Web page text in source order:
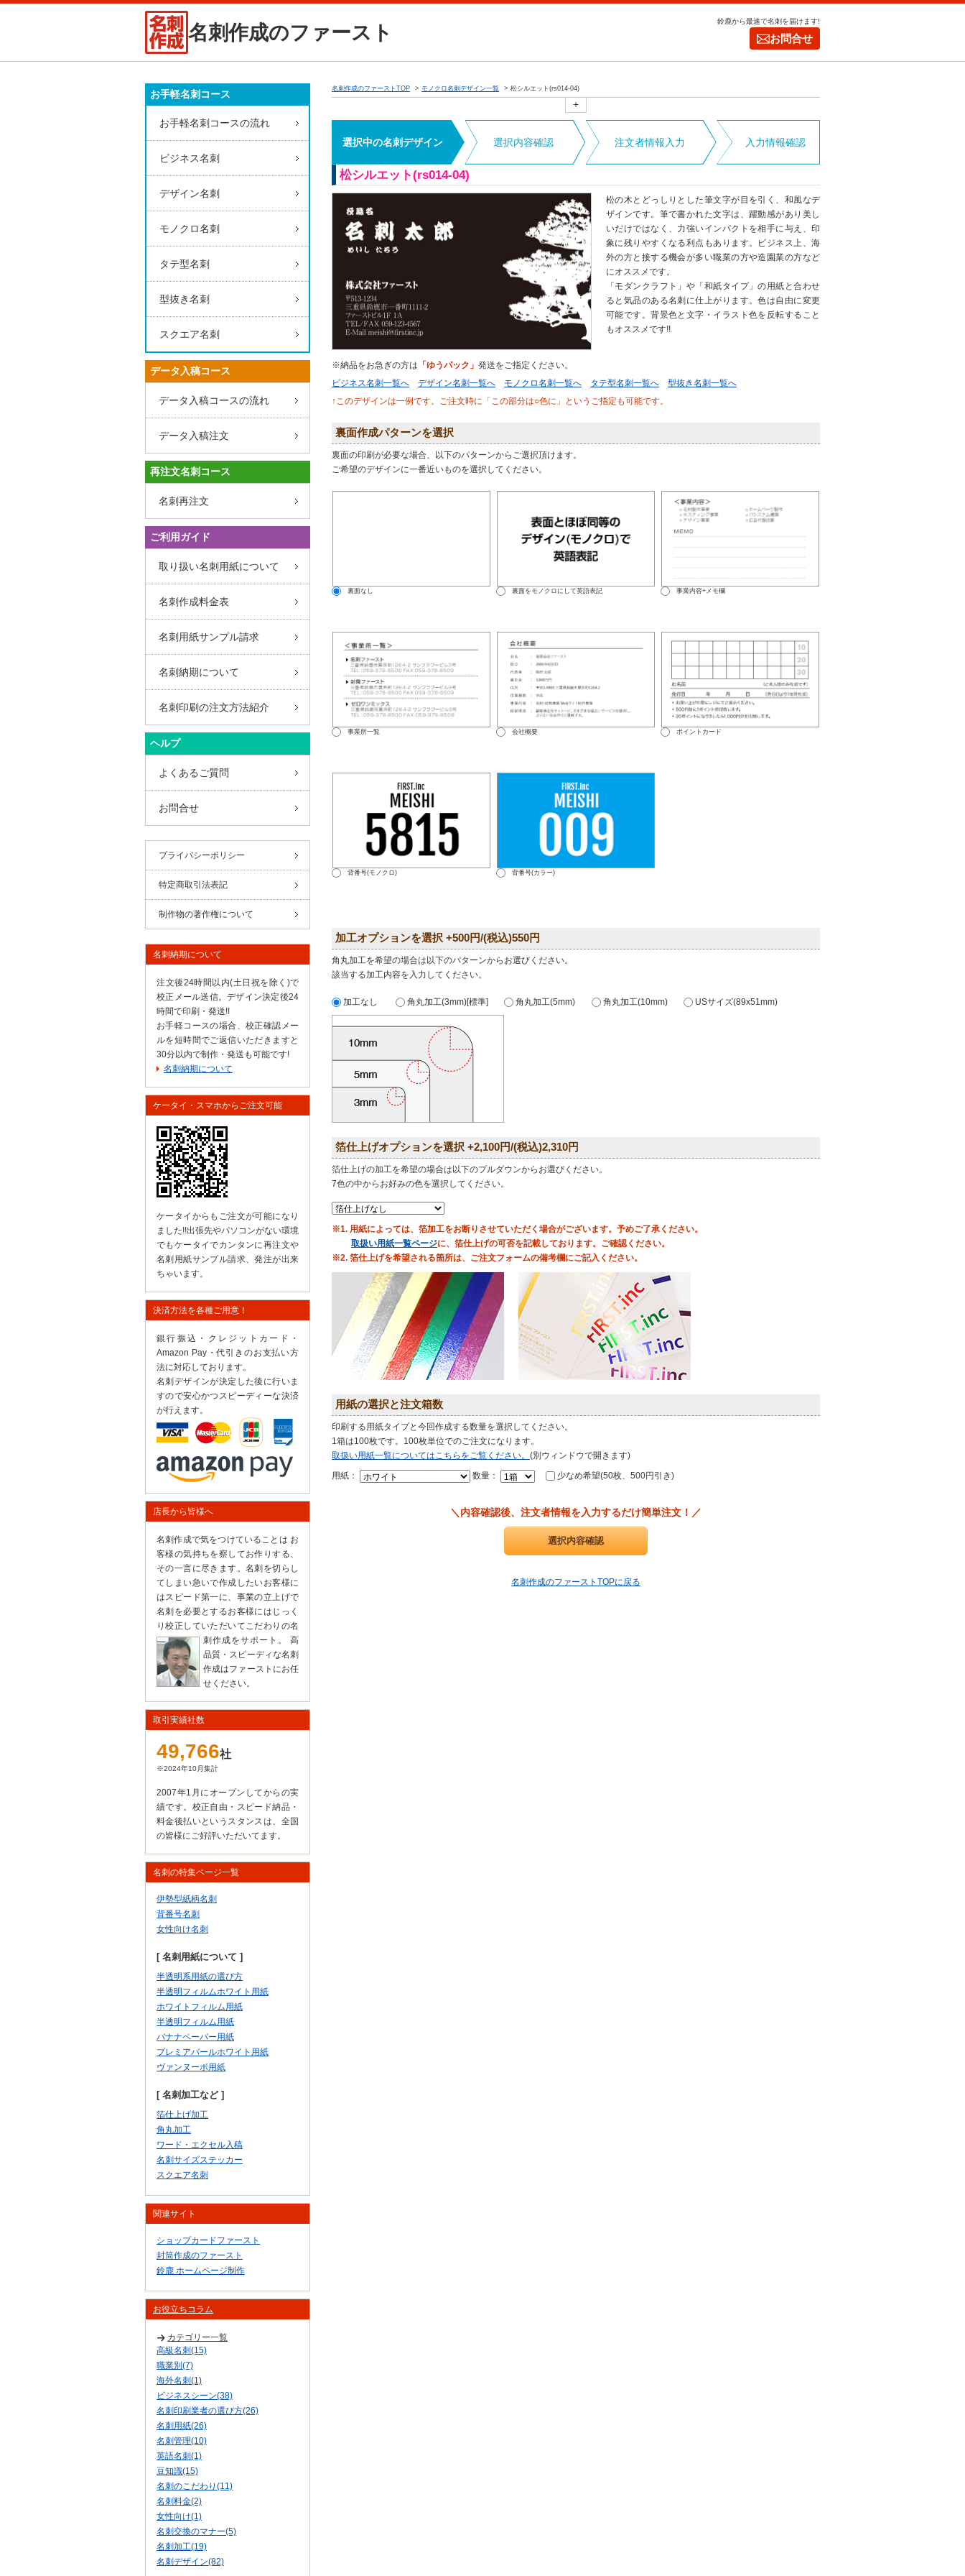
名刺作成のファースト 鈴鹿から最速で名刺を届けます!
お問合せ
名刺作成のファーストTOP モノクロ名刺デザイン一覧 松シルエット(rs014-04)
+
選択中の名刺デザイン 選択内容確認 注文者情報入力 入力情報確認
松シルエット(rs014-04)
松の木とどっしりとした筆文字が目を引く、和風なデ
ザインです。筆で書かれた文字は、躍動感があり美し
いだけではなく、力強いインパクトを相手に与え、印
象に残りやすくなる利点もあります。ビジネス上、海
外の方と接する機会が多い職業の方や造園業の方など
にオススメです。
「モダンクラフト」や「和紙タイプ」の用紙と合わせ
ると気品のある名刺に仕上がります。色は自由に変更
可能です。背景色と文字・イラスト色を反転すること
もオススメです!!
※納品をお急ぎの方は 「ゆうパック」 発送をご指定ください。
ビジネス名刺一覧へ
デザイン名刺一覧へ モノクロ名刺一覧へ タテ型名刺一覧へ
型抜き名刺一覧へ
↑このデザインは一例です。ご注文時に「この部分は○色に」というご指定も可能です。
裏面作成パターンを選択
裏面の印刷が必要な場合、以下のパターンからご選択頂けます。
ご希望のデザインに一番近いものを選択してください。
裏面なし 裏面をモノクロにして英語表記 事業内容+メモ欄
事業所一覧 会社概要 ポイントカード
背番号(モノクロ) 背番号(カラー)
加工オプションを選択 +500円/(税込)550円
角丸加工を希望の場合は以下のパターンからお選びください。
該当する加工内容を入力してください。
加工なし 角丸加工(3mm)[標準] 角丸加工(5mm) 角丸加工(10mm) USサイズ(89x51mm)
箔仕上げオプションを選択 +2,100円/(税込)2,310円
箔仕上げの加工を希望の場合は以下のプルダウンからお選びください。
7色の中からお好みの色を選択してください。
※1. 用紙によっては、箔加工をお断りさせていただく場合がございます。予めご了承ください。
取扱い用紙一覧ページに、箔仕上げの可否を記載しております。ご確認ください。
※2. 箔仕上げを希望される箇所は、ご注文フォームの備考欄にご記入ください。
用紙の選択と注文箱数
印刷する用紙タイプと今回作成する数量を選択してください。
1箱は100枚です。100枚単位でのご注文になります。
取扱い用紙一覧についてはこちらをご覧ください。 (別ウィンドウで開きます)
用紙： 数量： 少なめ希望(50枚、500円引き)
＼内容確認後、注文者情報を入力するだけ簡単注文！／
名刺作成のファーストTOPに戻る
お手軽名刺コース
お手軽名刺コースの流れ
ビジネス名刺
デザイン名刺
モノクロ名刺
タテ型名刺
型抜き名刺
スクエア名刺
データ入稿コース
データ入稿コースの流れ
データ入稿注文
再注文名刺コース
名刺再注文
ご利用ガイド
取り扱い名刺用紙について
名刺作成料金表
名刺用紙サンプル請求
名刺納期について
名刺印刷の注文方法紹介
ヘルプ
よくあるご質問
お問合せ
プライバシーポリシー
特定商取引法表記
制作物の著作権について
名刺納期について
注文後24時間以内(土日祝を除く)で
校正メール送信。デザイン決定後24
時間で印刷・発送!!
お手軽コースの場合、校正確認メー
ルを短時間でご返信いただきますと
30分以内で制作・発送も可能です!
名刺納期について
ケータイ・スマホからご注文可能
ケータイからもご注文が可能になり
ました!!出張先やパソコンがない環境
でもケータイでカンタンに再注文や
名刺用紙サンプル請求、発注が出来
ちゃいます。
決済方法を各種ご用意！
銀行振込・クレジットカード・
Amazon Pay・代引きのお支払い方
法に対応しております。
名刺デザインが決定した後に行いま
すので安心かつスピーディーな決済
が行えます。
店長から皆様へ
名刺作成で気をつけていることは お
客様の気持ちを察してお作りする、
その一言に尽きます。名刺を切らし
てしまい急いで作成したいお客様に
はスピード第一に、事業の立上げで
名刺を必要とするお客様にはじっく
り校正していただいてこだわりの名
刺作成をサポート。
高
品質・スピーディな名刺
作成はファーストにお任
せください。
取引実績社数
49,766社
※2024年10月集計
2007年1月にオープンしてからの実
績です。校正自由・スピード納品・
料金後払いというスタンスは、全国
の皆様にご好評いただいてます。
名刺の特集ページ一覧
伊勢型紙柄名刺
背番号名刺
女性向け名刺
[ 名刺用紙について ]
半透明系用紙の選び方
半透明フィルムホワイト用紙
ホワイトフィルム用紙
半透明フィルム用紙
バナナペーパー用紙
プレミアパールホワイト用紙
ヴァンヌーボ用紙
[ 名刺加工など ]
箔仕上げ加工
角丸加工
ワード・エクセル入稿
名刺サイズステッカー
スクエア名刺
関連サイト
ショップカードファースト
封筒作成のファースト
鈴鹿 ホームページ制作
お役立ちコラム
カテゴリー一覧
高級名刺(15)
職業別(7)
海外名刺(1)
ビジネスシーン(38)
名刺印刷業者の選び方(26)
名刺用紙(26)
名刺管理(10)
英語名刺(1)
豆知識(15)
名刺のこだわり(11)
名刺料金(2)
女性向け(1)
名刺交換のマナー(5)
名刺加工(19)
名刺デザイン(82)